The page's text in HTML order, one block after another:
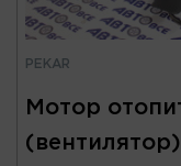
PEKAR
Мотор